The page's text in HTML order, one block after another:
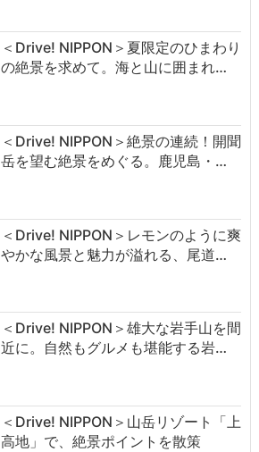
＜Drive! NIPPON＞夏限定のひまわり
の絶景を求めて。海と山に囲まれ…
＜Drive! NIPPON＞絶景の連続！開聞
岳を望む絶景をめぐる。鹿児島・…
＜Drive! NIPPON＞レモンのように爽
やかな風景と魅力が溢れる、尾道…
＜Drive! NIPPON＞雄大な岩手山を間
近に。自然もグルメも堪能する岩…
＜Drive! NIPPON＞山岳リゾート「上
高地」で、絶景ポイントを散策